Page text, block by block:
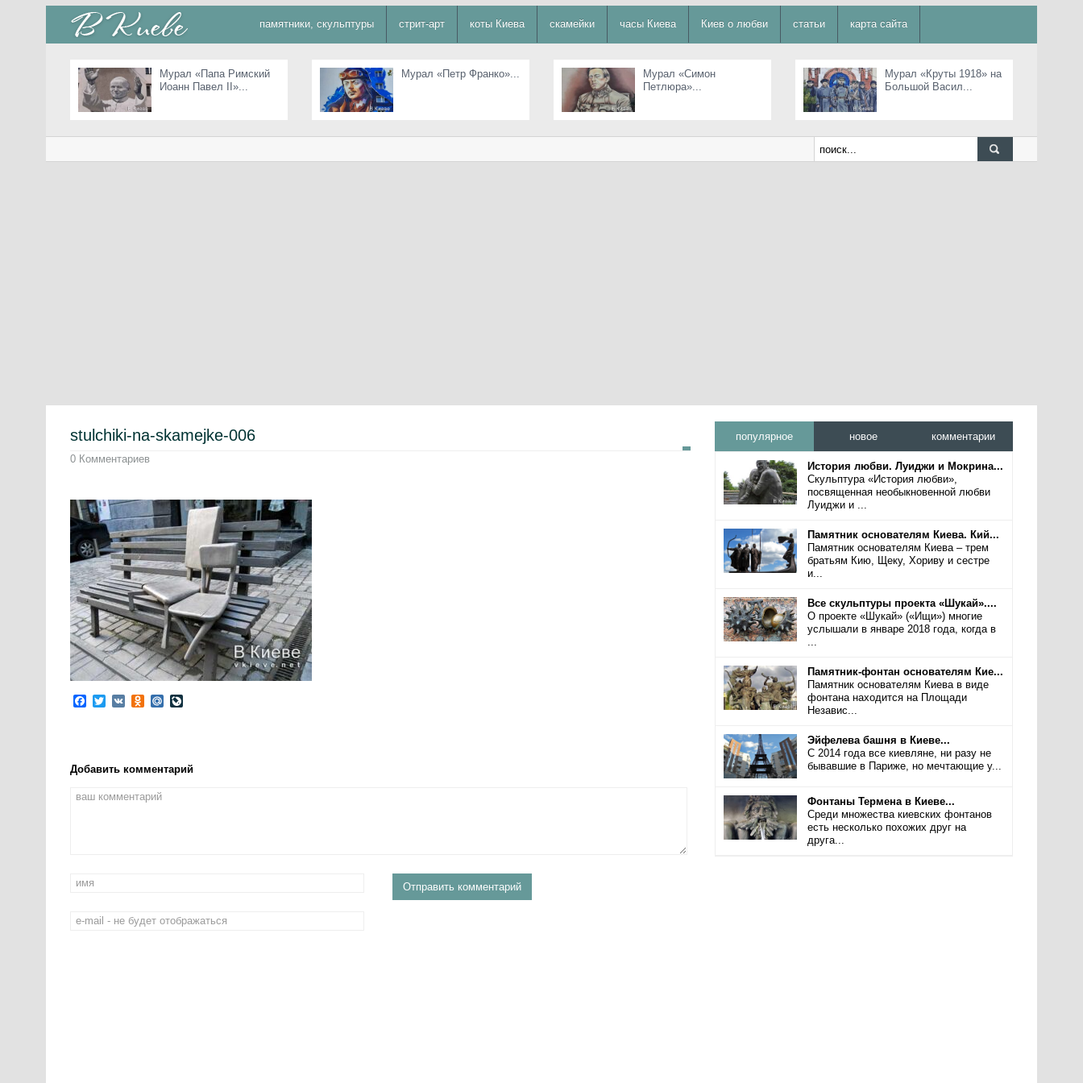
памятники, скульптуры стрит-арт коты Киева скамейки часы Киева Киев о любви статьи карта сайта
Мурал «Папа Римский
Иоанн Павел II»...
Мурал «Петр Франко»...
Мурал «Симон
Петлюра»...
Мурал «Круты 1918» на
Большой Васил...
stulchiki-na-skamejke-006
0 Комментариев
Facebook
Twitter
VK Odnoklassniki
Mail.Ru
Добавить комментарий
популярное новое комментарии
История любви. Луиджи и Мокрина...
Скульптура «История любви»,
посвященная необыкновенной любви
Луиджи и ...
Памятник основателям Киева. Кий...
Памятник основателям Киева – трем
братьям Кию, Щеку, Хориву и сестре
и...
Все скульптуры проекта «Шукай»....
О проекте «Шукай» («Ищи») многие
услышали в январе 2018 года, когда в
...
Памятник-фонтан основателям Кие...
Памятник основателям Киева в виде
фонтана находится на Площади
Независ...
Эйфелева башня в Киеве...
С 2014 года все киевляне, ни разу не
бывавшие в Париже, но мечтающие у...
Фонтаны Термена в Киеве...
Среди множества киевских фонтанов
есть несколько похожих друг на
друга...